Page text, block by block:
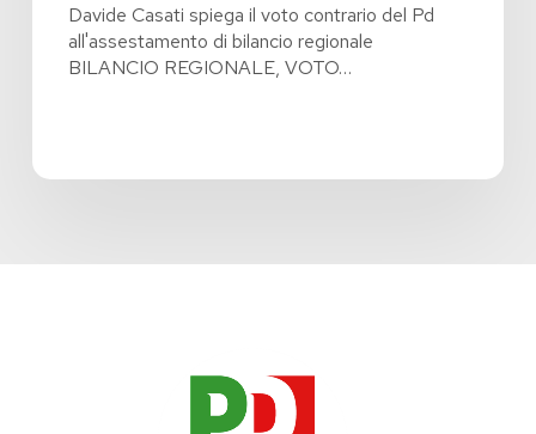
Davide Casati spiega il voto contrario del Pd
all'assestamento di bilancio regionale
BILANCIO REGIONALE, VOTO…